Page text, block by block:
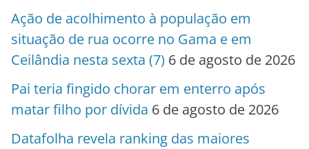
Ação de acolhimento à população em
situação de rua ocorre no Gama e em
Ceilândia nesta sexta (7) 6 de agosto de 2026
Pai teria fingido chorar em enterro após
matar filho por dívida 6 de agosto de 2026
Datafolha revela ranking das maiores